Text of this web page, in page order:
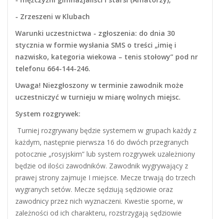
- Zrzeszeni w Klubach
Warunki uczestnictwa - zgłoszenia: do dnia 30
stycznia w formie wysłania SMS o treści „imię i
nazwisko, kategoria wiekowa – tenis stołowy” pod nr
telefonu 664-144-246.
Uwaga! Niezgłoszony w terminie zawodnik może
uczestniczyć w turnieju w miarę wolnych miejsc.
System rozgrywek:
Turniej rozgrywany będzie systemem w grupach każdy z
każdym, następnie pierwsza 16 do dwóch przegranych
potocznie „rosyjskim” lub system rozgrywek uzależniony
będzie od ilości zawodników. Zawodnik wygrywający z
prawej strony zajmuje I miejsce. Mecze trwają do trzech
wygranych setów. Mecze sędziują sędziowie oraz
zawodnicy przez nich wyznaczeni. Kwestie sporne, w
zależności od ich charakteru, rozstrzygają sędziowie